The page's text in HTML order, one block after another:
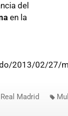
del
en la
2013/02/27/
Real Madrid